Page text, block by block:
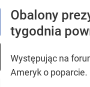
Obalony
tygodnia
Występując na
Ameryk o poparcie.